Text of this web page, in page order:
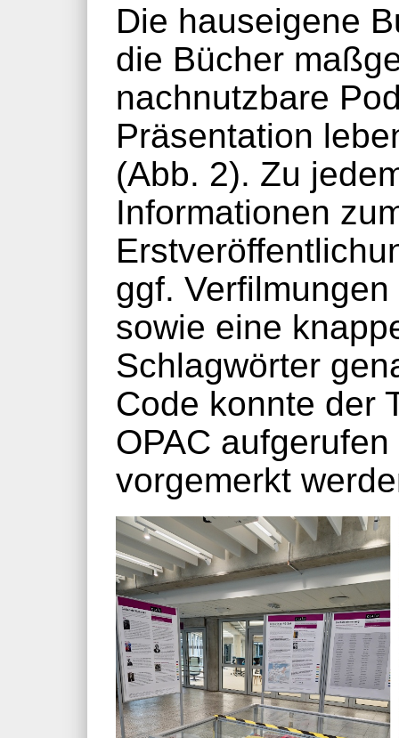
Die hauseigene
die Bücher
nachnutzbare
Präsentation
(Abb. 2). Zu
Informationen
ggf.
sowie eine
Schlagwörter
Code konnte der
OPAC
vorgemerkt